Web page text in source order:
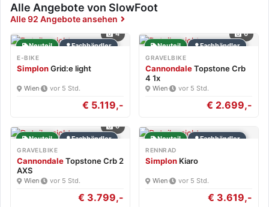
Alle Angebote von SlowFoot
Alle 92 Angebote ansehen
4
Neuteil
Fachhändler
E-BIKE
SimplonGrid:e light
Wien· vor 5 Std.
€ 5.119,-
6
Neuteil
Fachhändler
GRAVELBIKE
CannondaleTopstone Crb
4 1x
Wien· vor 5 Std.
€ 2.699,-
6
Neuteil
Fachhändler
GRAVELBIKE
CannondaleTopstone Crb 2
AXS
Wien· vor 5 Std.
€ 3.799,-
Neuteil Fachhändler
RENNRAD
Simplon Kiaro
Wien· vor 5 Std.
€ 3.619,-